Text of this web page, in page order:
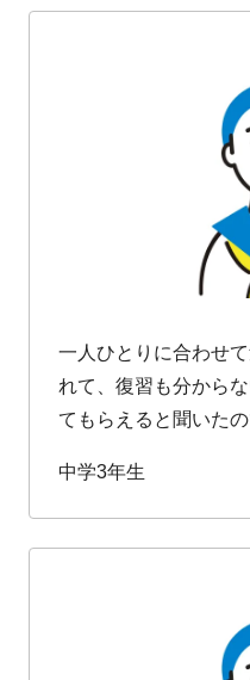
一人ひとりに合わせ
れて、復習も分から
てもらえると聞いた
中学3年生